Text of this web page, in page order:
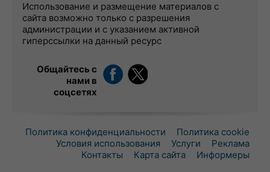
Использование и размещение материалов с
сайта возможно только с разрешения
администрации и с указанием активной
гиперссылки на данный ресурс
Общайтесь с
нами в
соцсетях
Политика конфиденциальности
Политика cookie
Условия использования
Услуги
Реклама
Контакты
Карта сайта Информеры